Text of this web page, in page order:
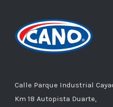
Calle Parque Industrial
Km 18 Autopista Duarte,